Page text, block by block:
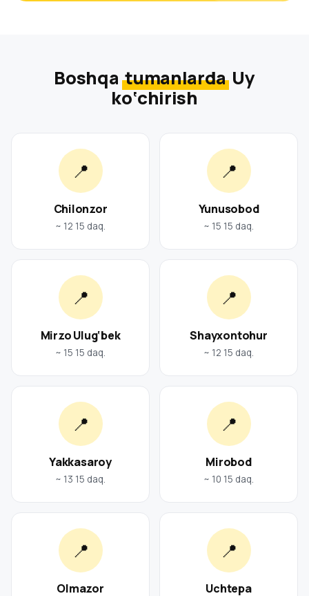
Boshqa tumanlardaUy
ko‘chirish
📍
Chilonzor
~ 12 15 daq.
📍
Yunusobod
~ 15 15 daq.
📍
Mirzo Ulug‘bek
~ 15 15 daq.
📍
Shayxontohur
~ 12 15 daq.
📍
Yakkasaroy
~ 13 15 daq.
📍
Mirobod
~ 10 15 daq.
📍
Olmazor
📍
Uchtepa